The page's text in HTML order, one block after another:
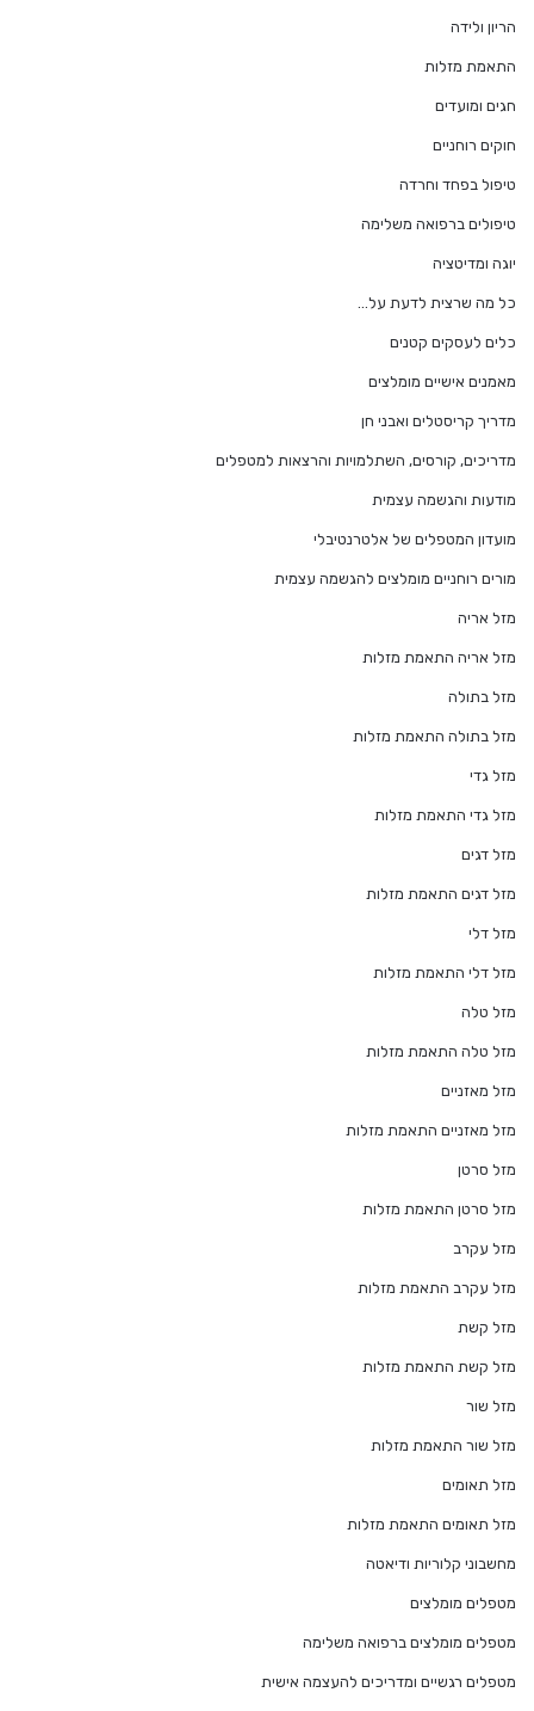
הריון ולידה
התאמת מזלות
חגים ומועדים
חוקים רוחניים
טיפול בפחד וחרדה
טיפולים ברפואה משלימה
יוגה ומדיטציה
כל מה שרצית לדעת על…
כלים לעסקים קטנים
מאמנים אישיים מומלצים
מדריך קריסטלים ואבני חן
מדריכים, קורסים, השתלמויות והרצאות למטפלים
מודעות והגשמה עצמית
מועדון המטפלים של אלטרנטיבלי
מורים רוחניים מומלצים להגשמה עצמית
מזל אריה
מזל אריה התאמת מזלות
מזל בתולה
מזל בתולה התאמת מזלות
מזל גדי
מזל גדי התאמת מזלות
מזל דגים
מזל דגים התאמת מזלות
מזל דלי
מזל דלי התאמת מזלות
מזל טלה
מזל טלה התאמת מזלות
מזל מאזניים
מזל מאזניים התאמת מזלות
מזל סרטן
מזל סרטן התאמת מזלות
מזל עקרב
מזל עקרב התאמת מזלות
מזל קשת
מזל קשת התאמת מזלות
מזל שור
מזל שור התאמת מזלות
מזל תאומים
מזל תאומים התאמת מזלות
מחשבוני קלוריות ודיאטה
מטפלים מומלצים
מטפלים מומלצים ברפואה משלימה
מטפלים רגשיים ומדריכים להעצמה אישית